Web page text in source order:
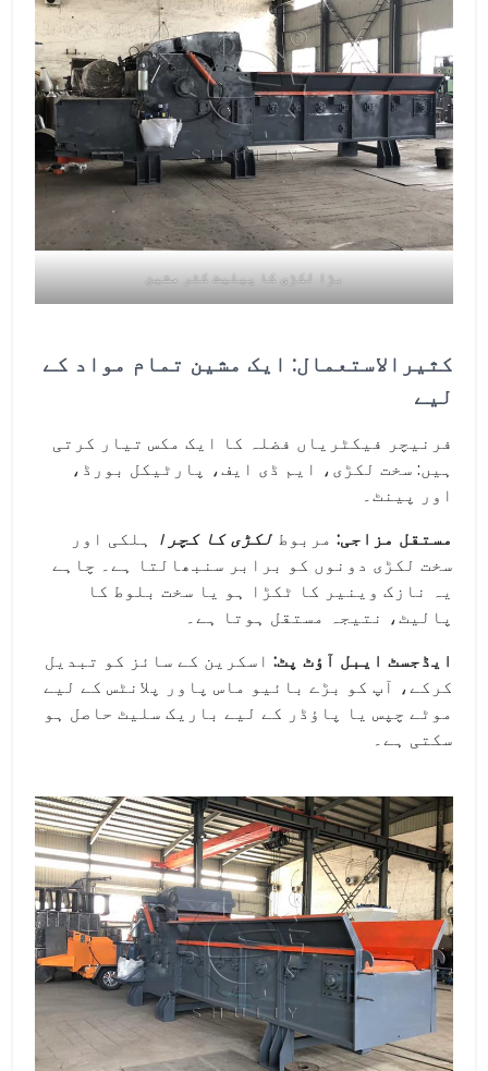
بڑا لکڑی کا پیلیٹ کٹر مشین
کثیرالاستعمال: ایک مشین تمام مواد کے
لیے
فرنیچر فیکٹریاں فضلہ کا ایک مکس تیار کرتی
ہیں: سخت لکڑی، ایم ڈی ایف، پارٹیکل بورڈ،
اور پینٹ۔
مستقل مزاجی: مربوط لکڑی کا کچرا ہلکی اور
سخت لکڑی دونوں کو برابر سنبھالتا ہے۔ چاہے
یہ نازک وینیر کا ٹکڑا ہو یا سخت بلوط کا
پالیٹ، نتیجہ مستقل ہوتا ہے۔
ایڈجسٹ ایبل آؤٹ پٹ: اسکرین کے سائز کو تبدیل
کرکے، آپ کو بڑے بائیو ماس پاور پلانٹس کے لیے
موٹے چپس یا پاؤڈر کے لیے باریک سلیٹ حاصل ہو
سکتی ہے۔